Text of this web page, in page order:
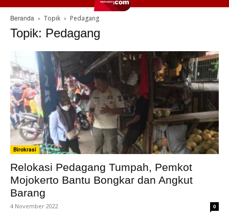
Beranda Topik Pedagang
Topik: Pedagang
Birokrasi
Relokasi Pedagang Tumpah, Pemkot
Mojokerto Bantu Bongkar dan Angkut
Barang
4 November 2022 0